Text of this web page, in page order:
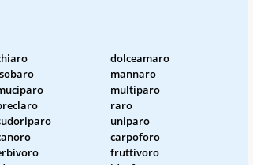
dolceamaro
mannaro
multiparo
raro
uniparo
carpoforo
fruttivoro